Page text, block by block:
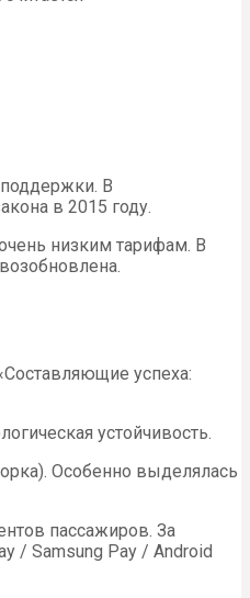
В
в 2015 году.
низким тарифам. В
успеха:
устойчивость.
Особенно выделялась
пассажиров. За
/ Samsung Pay / Android